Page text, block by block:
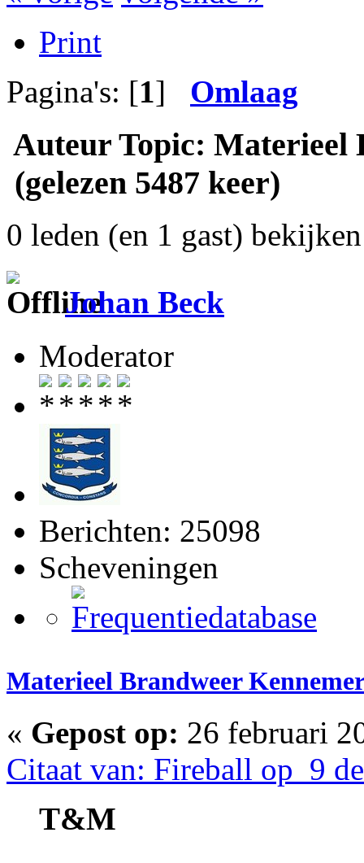
Print
Pagina's: [1] Omlaag
Auteur Topic: Materieel
(gelezen 5487 keer)
0 leden (en 1 gast)
Johan Beck
Moderator
Berichten: 25098
Scheveningen
Materieel Brandweer
« Gepost op: 26 februari
Citaat van: Fireball op 9
T&M